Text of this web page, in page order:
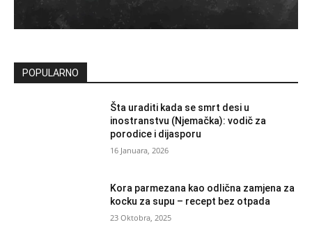
POPULARNO
Šta uraditi kada se smrt desi u
inostranstvu (Njemačka): vodič za
porodice i dijasporu
16 Januara, 2026
Kora parmezana kao odlična zamjena za
kocku za supu – recept bez otpada
23 Oktobra, 2025